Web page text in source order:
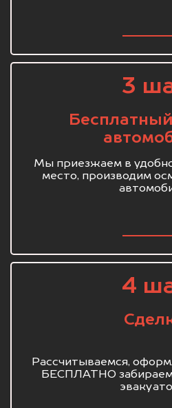
3
Мы приезжаем в
место, производим
4
Рассчитываемся,
БЕСПЛАТНО